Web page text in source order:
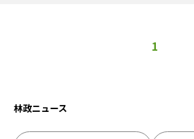
1
林政ニュース